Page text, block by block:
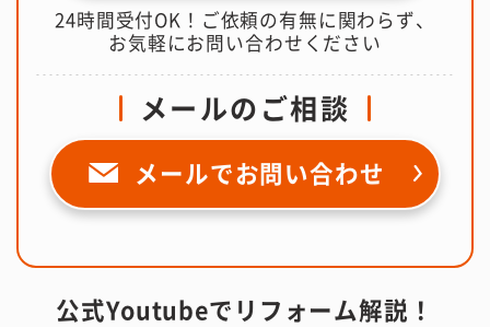
24時間受付OK！ご依頼の有無に関わらず、
お気軽にお問い合わせください
メールのご相談
メールでお問い合わせ
公式Youtubeでリフォーム解説！